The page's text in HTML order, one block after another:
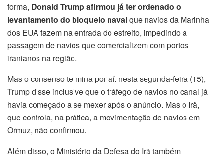
forma, Donald Trump afirmou já ter ordenado o
levantamento do bloqueio navalque navios da Marinha
dos EUA fazem na entrada do estreito, impedindo a
passagem de navios que comercializem com portos
iranianos na região.
Mas o consenso termina por aí: nesta segunda-feira (15),
Trump disse inclusive que o tráfego de navios no canal já
havia começado a se mexer após o anúncio. Mas o Irã,
que controla, na prática, a movimentação de navios em
Ormuz, não confirmou.
Além disso, o Ministério da Defesa do Irã também